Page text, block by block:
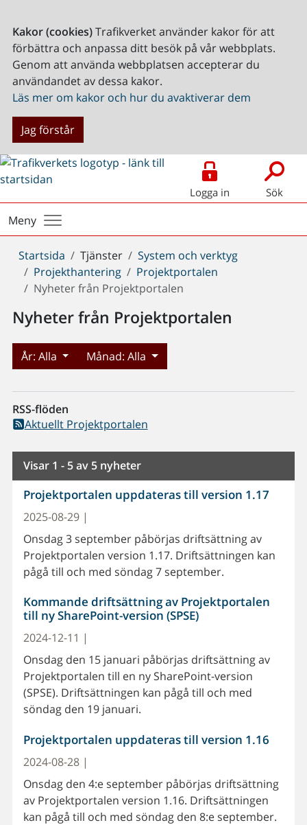
Kakor (cookies)Trafikverket använder kakor för att
förbättra och anpassa ditt besök på vår webbplats.
Genom att använda webbplatsen accepterar du
användandet av dessa kakor.
Läs mer om kakor och hur du avaktiverar dem
Jag förstår
Logga in Sök
Meny
Du
är
här:
Startsida Tjänster
System och verktyg
Projekthantering
Projektportalen
Nyheter från Projektportalen
Nyheter från Projektportalen
År: Alla Månad:Alla
RSS-flöden
Aktuellt Projektportalen
Visar 1 - 5 av 5 nyheter
Projektportalen uppdateras till version 1.17
2025-08-29 |
Onsdag 3 september påbörjas driftsättning av
Projektportalen version 1.17. Driftsättningen kan
pågå till och med söndag 7 september.
Kommande driftsättning av Projektportalen
till ny SharePoint-version (SPSE)
2024-12-11 |
Onsdag den 15 januari påbörjas driftsättning av
Projektportalen till en ny SharePoint-version
(SPSE). Driftsättningen kan pågå till och med
söndag den 19 januari.
Projektportalen uppdateras till version 1.16
2024-08-28 |
Onsdag den 4:e september påbörjas driftsättning
av Projektportalen version 1.16. Driftsättningen
kan pågå till och med söndag den 8:e september.